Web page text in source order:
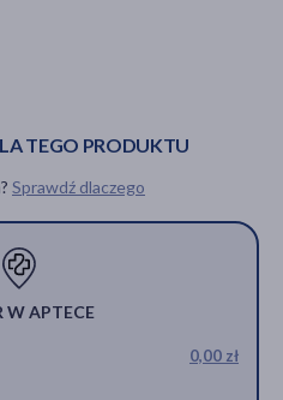
TEGO PRODUKTU
Sprawdź dlaczego
W APTECE
0,00 zł